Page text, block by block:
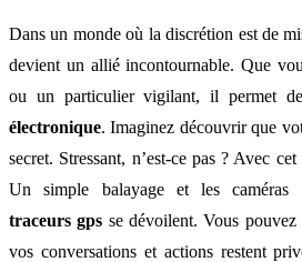
Dans un monde où la discrétion est de
devient un allié incontournable. Que
ou un particulier vigilant, il permet de
électronique. Imaginez découvrir que
secret. Stressant, n’est-ce pas ? Avec
Un simple balayage et les caméras
traceurs gps se dévoilent. Vous
vos conversations et actions restent